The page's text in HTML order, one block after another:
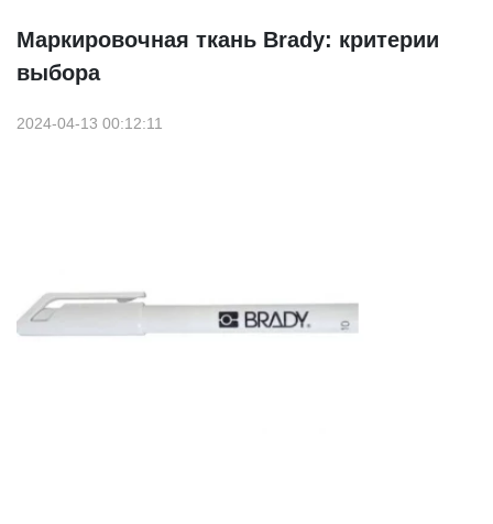
Маркировочная ткань Brady: критерии
выбора
2024-04-13 00:12:11